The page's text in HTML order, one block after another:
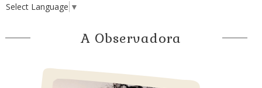
Select Language ▼
A Observadora